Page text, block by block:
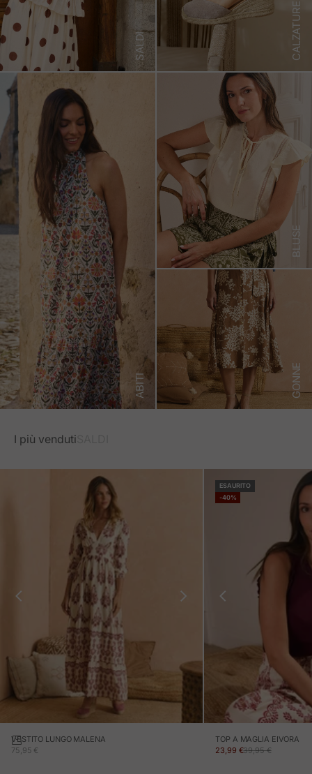
SALDI CALZATURE
ABITI
BLUSE
GONNE
I più venduti
VESTITO LUNGO MALENA
PREZZO IN OFFERTA
75,95 €
ESAURITO
-40%
TOP A MAGLIA EIVORA
PREZZO IN OFFERTA
23,99 €PREZZO NORMALE
39,95 €